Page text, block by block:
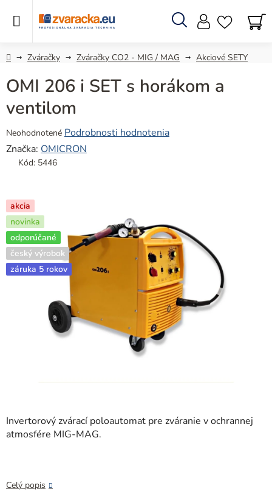
Hľadať
DomovZváračky Zváračky CO2 - MIG / MAG Akciové SETY
Invertorový zvárací poloautomat pre zváranie v ochrannej
atmosfére MIG-MAG.
Celý popis
OMI 206 i SET s horákom a
ventilom
Priemerné
hodnotenie
produktu
z
5
hviezdičiek.
Neohodnotené Podrobnosti hodnotenia
Značka: OMICRON
Kód: 5446
akcia
novinka
odporúčané
český výrobok
záruka 5 rokov